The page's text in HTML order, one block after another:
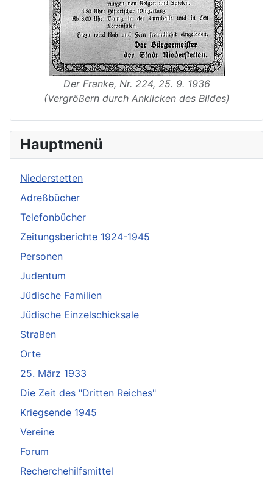
Der Franke, Nr. 224, 25. 9. 1936
(Vergrößern durch Anklicken des Bildes)
Hauptmenü
Niederstetten
Adreßbücher
Telefonbücher
Zeitungsberichte 1924-1945
Personen
Judentum
Jüdische Familien
Jüdische Einzelschicksale
Straßen
Orte
25. März 1933
Die Zeit des "Dritten Reiches"
Kriegsende 1945
Vereine
Forum
Recherchehilfsmittel